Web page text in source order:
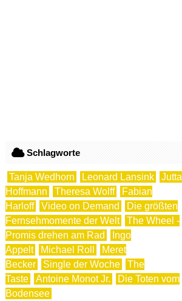
Schlagworte
Tanja Wedhorn Leonard Lansink
Jutta
Hoffmann
Theresa Wolff
Fabian
Harloff
Video on Demand
Die größten
Fernsehmomente der Welt
The Wheel -
Promis drehen am Rad
Ingo
Appelt
Michael Roll
Meret
Becker
Single der Woche
The
Taste
Antoine Monot Jr.
Die Toten vom
Bodensee